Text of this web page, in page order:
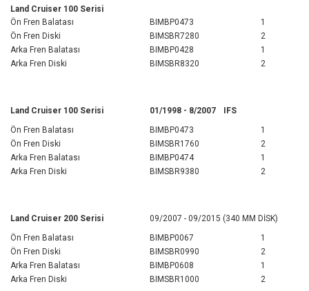
Land Cruiser 100 Serisi
Ön Fren Balatası
BIMBP0473
1
Ön Fren Diski
BIMSBR7280
2
Arka Fren Balatası
BIMBP0428
1
Arka Fren Diski
BIMSBR8320 2
Land Cruiser 100 Serisi 01/1998 - 8/2007
IFS
Ön Fren Balatası
BIMBP0473
1
Ön Fren Diski
BIMSBR1760
2
Arka Fren Balatası
BIMBP0474
1
Arka Fren Diski
BIMSBR9380 2
Land Cruiser 200 Serisi
09/2007 - 09/2015 (340 MM DİSK)
Ön Fren Balatası
BIMBP0067
1
Ön Fren Diski
BIMSBR0990
2
Arka Fren Balatası
BIMBP0608
1
Arka Fren Diski
BIMSBR1000 2